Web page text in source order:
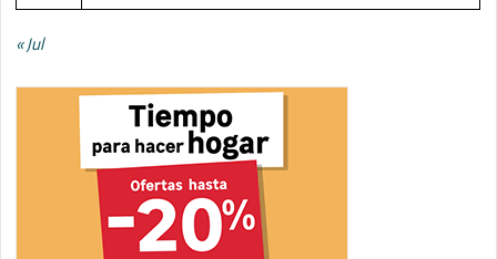
« Jul